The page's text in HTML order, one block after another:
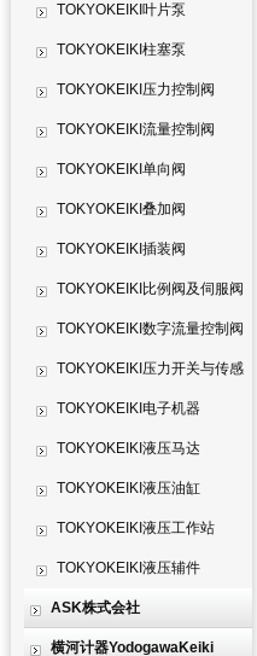
TOKYOKEIKI叶片泵
TOKYOKEIKI柱塞泵
TOKYOKEIKI压力控制阀
TOKYOKEIKI流量控制阀
TOKYOKEIKI单向阀
TOKYOKEIKI叠加阀
TOKYOKEIKI插装阀
TOKYOKEIKI比例阀及伺服阀
TOKYOKEIKI数字流量控制阀
TOKYOKEIKI压力开关与传感
器 TOKYOKEIKI电子机器
TOKYOKEIKI液压马达
TOKYOKEIKI液压油缸
TOKYOKEIKI液压工作站
TOKYOKEIKI液压辅件
ASK株式会社
横河计器YodogawaKeiki